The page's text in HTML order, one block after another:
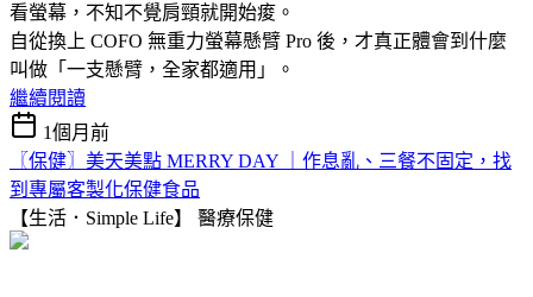
看螢幕，不知不覺肩頸就開始痠。
自從換上 COFO 無重力螢幕懸臂 Pro 後，才真正體會到什麼
叫做「一支懸臂，全家都適用」。
繼續閱讀
1個月前
〖保健〗美天美點 MERRY DAY ｜作息亂、三餐不固定，找
到專屬客製化保健食品
【生活．Simple Life】 醫療保健